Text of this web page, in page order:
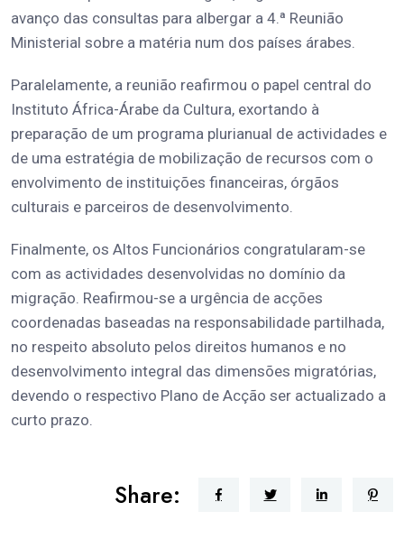
avanço das consultas para albergar a 4.ª Reunião
Ministerial sobre a matéria num dos países árabes.
Paralelamente, a reunião reafirmou o papel central do
Instituto África-Árabe da Cultura, exortando à
preparação de um programa plurianual de actividades e
de uma estratégia de mobilização de recursos com o
envolvimento de instituições financeiras, órgãos
culturais e parceiros de desenvolvimento.
Finalmente, os Altos Funcionários congratularam-se
com as actividades desenvolvidas no domínio da
migração. Reafirmou-se a urgência de acções
coordenadas baseadas na responsabilidade partilhada,
no respeito absoluto pelos direitos humanos e no
desenvolvimento integral das dimensões migratórias,
devendo o respectivo Plano de Acção ser actualizado a
curto prazo.
Share: